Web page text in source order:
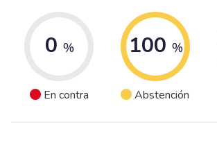
0 %
En contra
100 %
Abstención